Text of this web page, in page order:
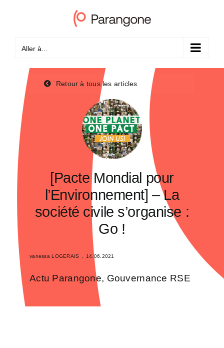
Aller à...
Retour à tous les articles
[Pacte Mondial pour
l’Environnement] – La
société civile s’organise :
Go !
vanessa LOGERAIS 14.06.2021
Actu Parangone, Gouvernance RSE